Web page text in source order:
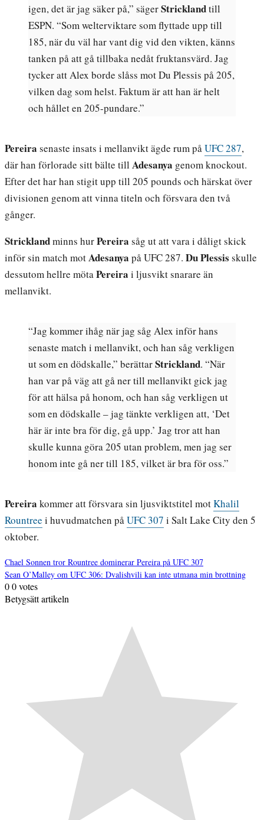
igen, det är jag säker på,” sägerStricklandtill
ESPN. “Som welterviktare som flyttade upp till
185, när du väl har vant dig vid den vikten, känns
tanken på att gå tillbaka nedåt fruktansvärd. Jag
tycker att Alex borde slåss mot Du Plessis på 205,
vilken dag som helst. Faktum är att han är helt
och hållet en 205-pundare.”
Pereira senaste insats i mellanvikt ägde rum påUFC 287,
där han förlorade sitt bälte till Adesanya genom knockout.
Efter det har han stigit upp till 205 pounds och härskat över
divisionen genom att vinna titeln och försvara den två
gånger.
Stricklandminns hurPereira såg ut att vara i dåligt skick
inför sin match motAdesanya på UFC 287. Du Plessis skulle
dessutom hellre mötaPereira i ljusvikt snarare än
mellanvikt.
“Jag kommer ihåg när jag såg Alex inför hans
senaste match i mellanvikt, och han såg verkligen
ut som en dödskalle,” berättarStrickland. “När
han var på väg att gå ner till mellanvikt gick jag
för att hälsa på honom, och han såg verkligen ut
som en dödskalle – jag tänkte verkligen att, ‘Det
här är inte bra för dig, gå upp.’ Jag tror att han
skulle kunna göra 205 utan problem, men jag ser
honom inte gå ner till 185, vilket är bra för oss.”
Pereira kommer att försvara sin ljusviktstitel motKhalil
Rountree i huvudmatchen påUFC 307 i Salt Lake City den 5
oktober.
Inläggsnavigering
Chael Sonnen tror Rountree dominerar Pereira på UFC 307
Sean O’Malley om UFC 306: Dvalishvili kan inte utmana min brottning
00votes
Betygsätt artikeln